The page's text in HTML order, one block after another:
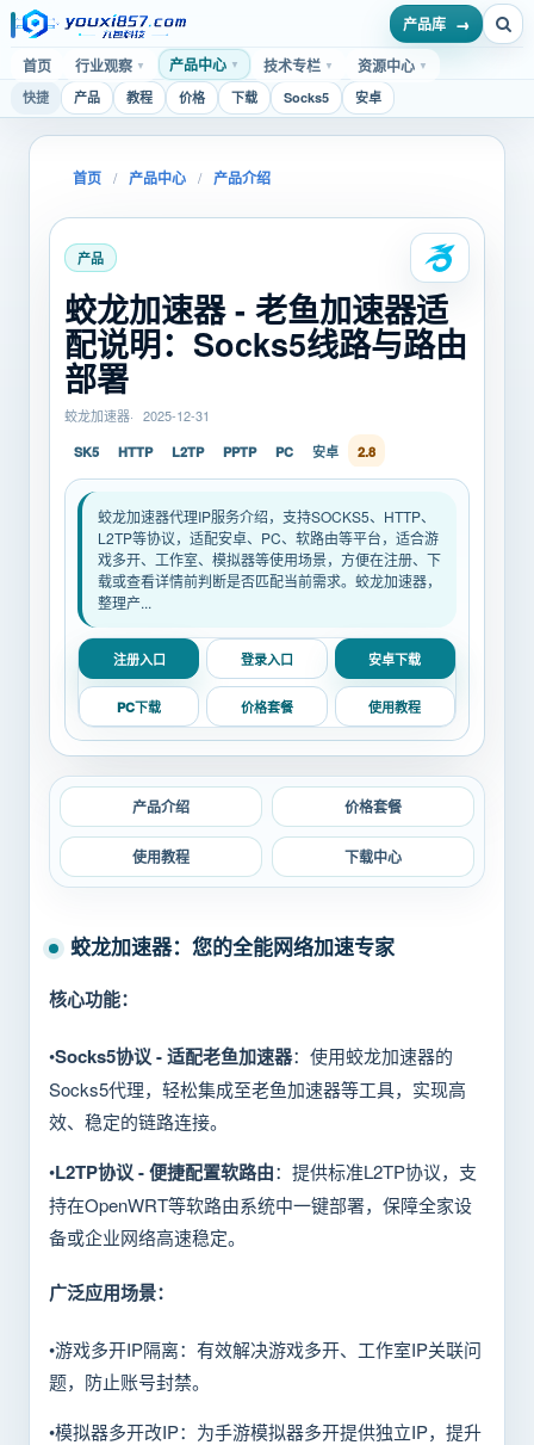
首页 行业观察 ▼ 产品中心 ▼ 技术专栏 ▼ 资源中心 ▼
产品库
快捷 产品 教程 价格 下载 Socks5 安卓
首页 / 产品中心 / 产品介绍
产品
蛟龙加速器 - 老鱼加速器适
配说明：Socks5线路与路由
部署
蛟龙加速器 2025-12-31
SK5 HTTP L2TP PPTP PC 安卓 2.8
蛟龙加速器代理IP服务介绍，支持SOCKS5、HTTP、
L2TP等协议，适配安卓、PC、软路由等平台，适合游
戏多开、工作室、模拟器等使用场景，方便在注册、下
载或查看详情前判断是否匹配当前需求。蛟龙加速器，
整理产...
注册入口 登录入口 安卓下载
PC下载 价格套餐 使用教程
产品介绍 价格套餐
使用教程 下载中心
蛟龙加速器：您的全能网络加速专家
核心功能：
•Socks5协议 - 适配老鱼加速器：使用蛟龙加速器的
Socks5代理，轻松集成至老鱼加速器等工具，实现高
效、稳定的链路连接。
•L2TP协议 - 便捷配置软路由：提供标准L2TP协议，支
持在OpenWRT等软路由系统中一键部署，保障全家设
备或企业网络高速稳定。
广泛应用场景：
•游戏多开IP隔离：有效解决游戏多开、工作室IP关联问
题，防止账号封禁。
•模拟器多开改IP：为手游模拟器多开提供独立IP，提升